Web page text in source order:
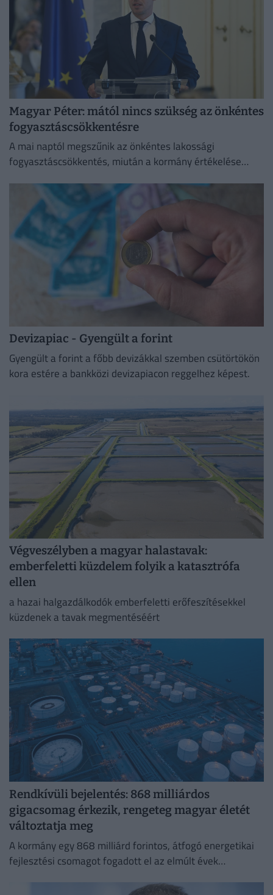
Magyar Péter: mától nincs szükség az önkéntes
fogyasztáscsökkentésre
A mai naptól megszűnik az önkéntes lakossági
fogyasztáscsökkentés, miután a kormány értékelése
energiabiztonságát.
Devizapiac - Gyengült a forint
Gyengült a forint a főbb devizákkal szemben csütörtökön
kora estére a bankközi devizapiacon reggelhez képest.
Végveszélyben a magyar halastavak:
emberfeletti küzdelem folyik a katasztrófa
ellen
a hazai halgazdálkodók emberfeletti erőfeszítésekkel
küzdenek a tavak megmentéséért
Rendkívüli bejelentés: 868 milliárdos
gigacsomag érkezik, rengeteg magyar életét
változtatja meg
A kormány egy 868 milliárd forintos, átfogó energetikai
fejlesztési csomagot fogadott el az elmúlt évek